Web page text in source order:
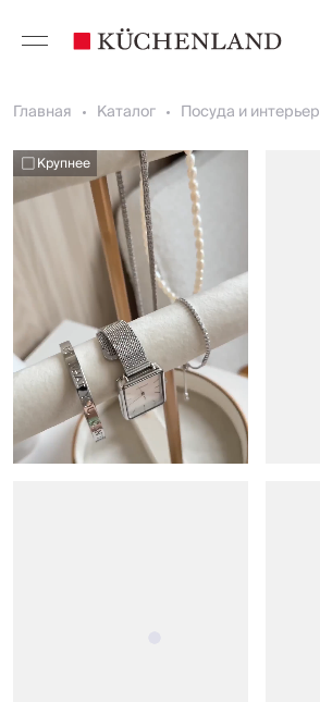
Главная Каталог Посуда и интерьер
Крупнее